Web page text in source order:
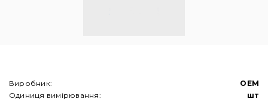
Виробник:
OEM
Одиниця вимірювання:
шт